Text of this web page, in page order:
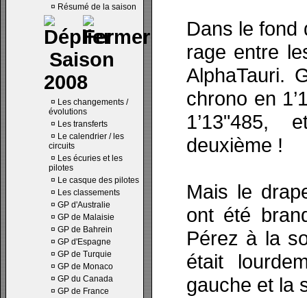
¤ Résumé de la saison
Saison
2008
¤ Les changements /
évolutions
¤ Les transferts
¤ Le calendrier / les
circuits
¤ Les écuries et les
pilotes
¤ Le casque des pilotes
¤ Les classements
¤ GP d'Australie
¤ GP de Malaisie
¤ GP de Bahrein
¤ GP d'Espagne
¤ GP de Turquie
¤ GP de Monaco
¤ GP du Canada
¤ GP de France
Dans le fond
rage entre
AlphaTauri.
chrono en
1’13"485,
deuxième !
Mais le
ont été
Pérez à la
était
gauche et la